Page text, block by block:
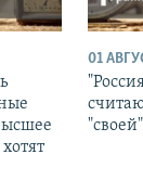
01
"своей"